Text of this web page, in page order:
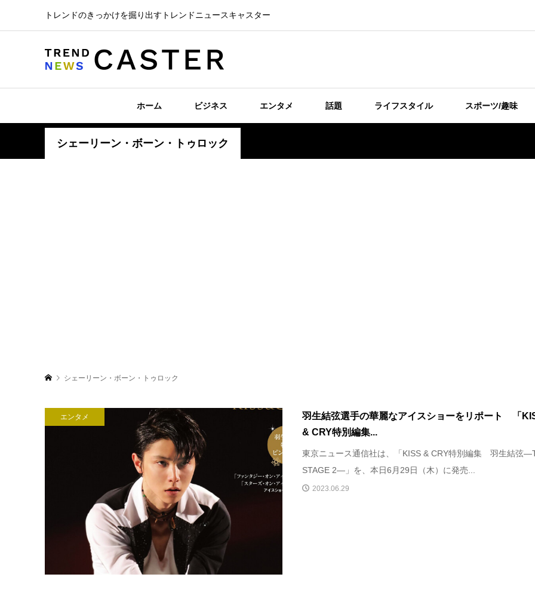
トレンドのきっかけを掘り出すトレンドニュースキャスター
ホーム ビジネス エンタメ 話題 ライフスタイル スポーツ/趣味
シェーリーン・ボーン・トゥロック
シェーリーン・ボーン・トゥロック
エンタメ
羽生結弦選手の華麗なアイスショーをリポート 「
& CRY特別編集...
東京ニュース通信社は、「KISS & CRY特別編集 羽生結弦
STAGE 2―」を、本日6月29日（木）に発売...
2023.06.29